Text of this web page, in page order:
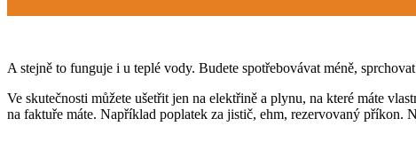
A stejně to funguje i u teplé vody. Budete spotřebovávat méně,
Ve skutečnosti můžete ušetřit jen na elektřině a plynu, na které máte
na faktuře máte. Například poplatek za jistič, ehm, rezervovaný příkon.